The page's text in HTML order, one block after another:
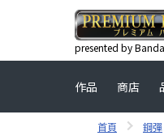
presented by
作品 商店
首頁 鋼彈